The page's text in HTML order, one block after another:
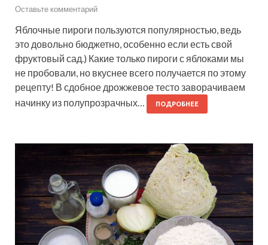
Оставьте комментарий
Яблочные пироги пользуются популярностью, ведь
это довольно бюджетно, особенно если есть свой
фруктовый сад.) Какие только пироги с яблоками мы
не пробовали, но вкуснее всего получается по этому
рецепту! В сдобное дрожжевое тесто заворачиваем
начинку из полупрозрачных…
ПОДРОБНЕЕ